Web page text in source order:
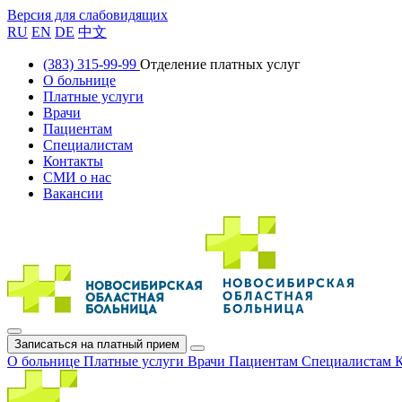
Версия для слабовидящих
RU EN DE 中文
(383) 315-99-99 Отделение платных услуг
О больнице
Платные услуги
Врачи
Пациентам
Специалистам
Контакты
СМИ о нас
Вакансии
Записаться на платный прием
О больнице Платные услуги Врачи Пациентам Специалистам